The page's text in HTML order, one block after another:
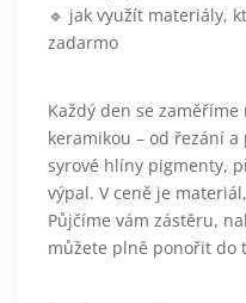
🔹 jak využít materiály,
zadarmo
Každý den se
keramikou – od řezání
syrové hlíny pigmenty,
výpal. V ceně je
Půjčíme vám zástěru,
můžete plně ponořit do